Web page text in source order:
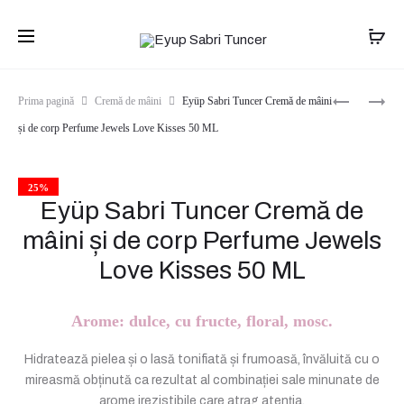
2 zile.
ȘI
DE
CORP
ȘI
DE
CORP
Prima pagină Cremă de mâini Eyüp Sabri Tuncer Cremă de mâini
și de corp Perfume Jewels Love Kisses 50 ML
25%
Eyüp Sabri Tuncer Cremă de
mâini și de corp Perfume Jewels
Love Kisses 50 ML
Arome: dulce, cu fructe, floral, mosc.
Hidratează pielea și o lasă tonifiată și frumoasă, învăluită cu o
mireasmă obținută ca rezultat al combinației sale minunate de
arome irezistibile care atrag atenția.